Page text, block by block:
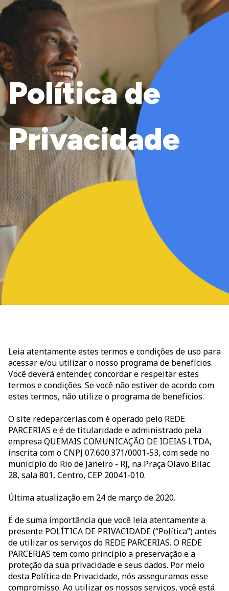
Política de
Privacidade
Leia atentamente estes termos e condições de uso para
acessar e/ou utilizar o nosso programa de benefícios.
Você deverá entender, concordar e respeitar estes
termos e condições. Se você não estiver de acordo com
estes termos, não utilize o programa de benefícios.
O site redeparcerias.com é operado pelo REDE
PARCERIAS e é de titularidade e administrado pela
empresa QUEMAIS COMUNICAÇÃO DE IDEIAS LTDA,
inscrita com o CNPJ 07.600.371/0001-53, com sede no
município do Rio de Janeiro - RJ, na Praça Olavo Bilac
28, sala 801, Centro, CEP 20041-010.
Última atualização em 24 de março de 2020.
É de suma importância que você leia atentamente a
presente POLÍTICA DE PRIVACIDADE (“Política”) antes
de utilizar os serviços do REDE PARCERIAS. O REDE
PARCERIAS tem como princípio a preservação e a
proteção da sua privacidade e seus dados. Por meio
desta Política de Privacidade, nós asseguramos esse
compromisso. Ao utilizar os nossos serviços, você está